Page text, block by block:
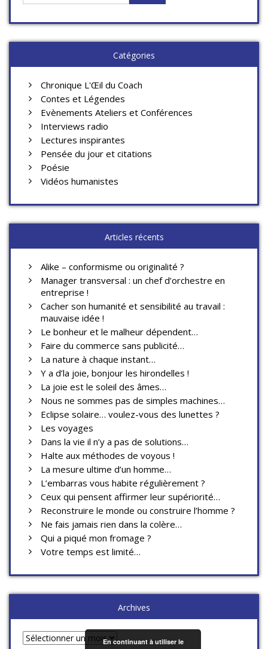
Catégories
Chronique L'Œil du Coach
Contes et Légendes
Evènements Ateliers et Conférences
Interviews radio
Lectures inspirantes
Pensée du jour et citations
Poésie
Vidéos humanistes
Articles récents
Alike – conformisme ou originalité ?
Manager transversal : un chef d’orchestre en
entreprise !
Cacher son humanité et sensibilité au travail :
mauvaise idée !
Le bonheur et le malheur dépendent…
Faire du commerce sans publicité…
La nature à chaque instant…
Y a d’la joie, bonjour les hirondelles !
La joie est le soleil des âmes…
Nous ne sommes pas de simples machines…
Eclipse solaire… voulez-vous des lunettes ?
Les voyages
Dans la vie il n’y a pas de solutions…
Halte aux méthodes de voyous !
La mesure ultime d’un homme…
L’embarras vous habite régulièrement ?
Ceux qui pensent affirmer leur supériorité…
Reconstruire le monde ou construire l’homme ?
Ne fais jamais rien dans la colère…
Qui a piqué mon fromage ?
Votre temps est limité…
Archives
Archives En continuant à utiliser le